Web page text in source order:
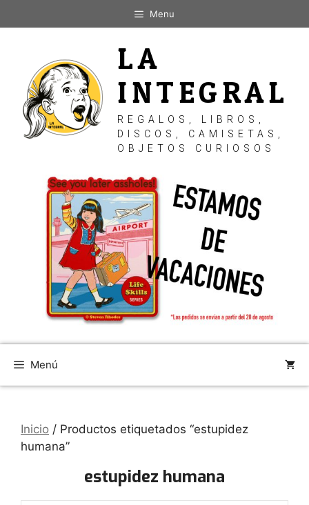
al
Menu
LA
INTEGRAL
REGALOS, LIBROS,
DISCOS, CAMISETAS,
OBJETOS CURIOSOS
Menú
Inicio / Productos etiquetados “estupidez
humana”
estupidez humana